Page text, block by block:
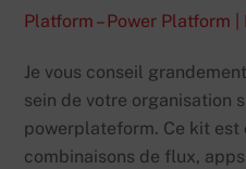
Platform – Power Platform
Je vous conseil
sein de votre organisation
powerplateform. Ce kit est
combinaisons de flux,